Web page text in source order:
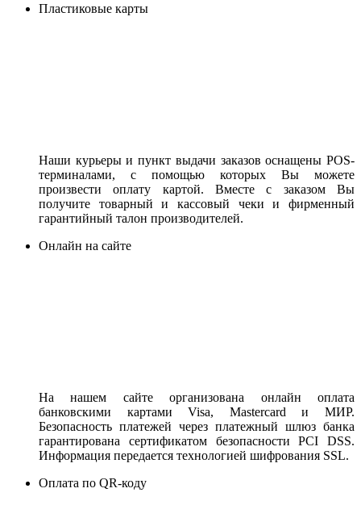
Пластиковые карты
Наши курьеры и пункт выдачи заказов оснащены POS-
терминалами, с помощью которых Вы можете
произвести оплату картой. Вместе с заказом Вы
получите товарный и кассовый чеки и фирменный
гарантийный талон производителей.
Онлайн на сайте
На нашем сайте организована онлайн оплата
банковскими картами Visa, Mastercard и МИР.
Безопасность платежей через платежный шлюз банка
гарантирована сертификатом безопасности PCI DSS.
Информация передается технологией шифрования SSL.
Оплата по QR-коду